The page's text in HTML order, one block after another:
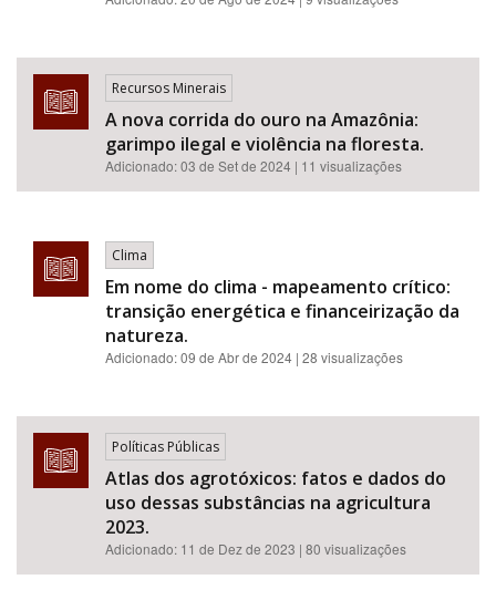
Recursos Minerais
A nova corrida do ouro na Amazônia:
garimpo ilegal e violência na floresta.
Adicionado:03 de Set de 2024 | 11 visualizações
Clima
Em nome do clima - mapeamento crítico:
transição energética e financeirização da
natureza.
Adicionado:09 de Abr de 2024 | 28 visualizações
Políticas Públicas
Atlas dos agrotóxicos: fatos e dados do
uso dessas substâncias na agricultura
2023.
Adicionado: 11 de Dez de 2023 | 80 visualizações